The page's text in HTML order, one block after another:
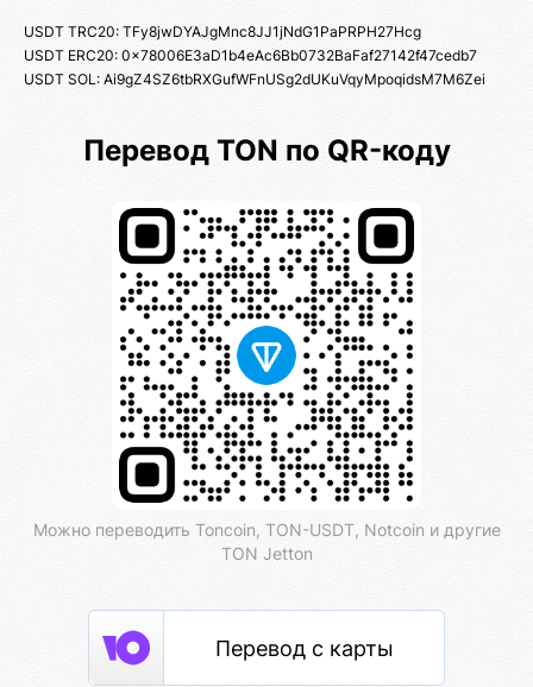
USDT TRC20: TFy8jwDYAJgMnc8JJ1jNdG1PaPRPH27Hcg
USDT ERC20: 0x78006E3aD1b4eAc6Bb0732BaFaf27142f47cedb7
USDT SOL: Ai9gZ4SZ6tbRXGufWFnUSg2dUKuVqyMpoqidsM7M6Zei
Перевод TON по QR-коду
Можно переводить Toncoin, TON-USDT, Notcoin и другие
TON Jetton
Перевод с карты